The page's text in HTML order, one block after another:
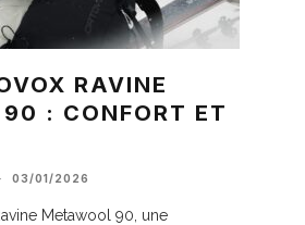
RAVINE
: CONFORT ET
· 03/01/2026
Metawool 90, une